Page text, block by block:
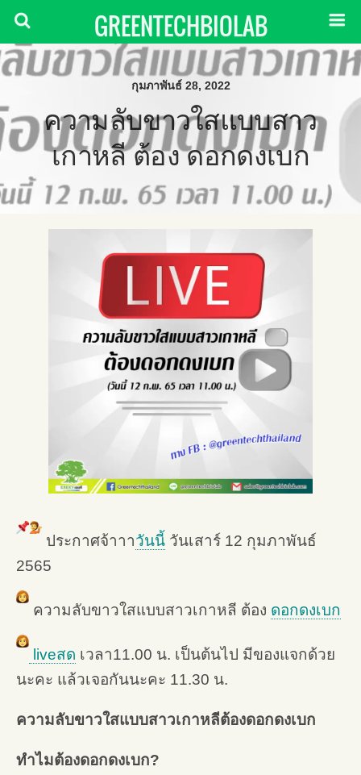
GREENTECHBIOLAB
กุมภาพันธ์ 28, 2022
ความลับขาวใสแบบสาว
เกาหลี ต้อง ดอกดงเบก
ประกาศจ้าาาวันนี้ วันเสาร์ 12 กุมภาพันธ์
2565
ความลับขาวใสแบบสาวเกาหลี ต้อง ดอกดงเบก
liveสด เวลา11.00 น. เป็นต้นไป มีของแจกด้วย
นะคะ แล้วเจอกันนะคะ 11.30 น.
ความลับขาวใสแบบสาวเกาหลีต้องดอกดงเบก
ทำไมต้องดอกดงเบก?